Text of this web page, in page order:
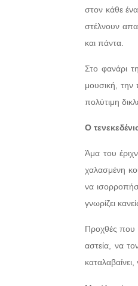
στον κάθε
στέλνουν
και πάντα.
Στο φανάρι
μουσική,
πολύτιμη
Ο
Άμα του
χαλασμένη
να
γνωρίζει
Προχθές που
αστεία, να